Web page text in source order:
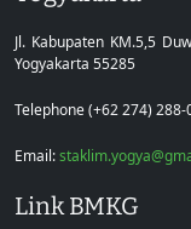
Jl. Kabupaten KM.5,5
Yogyakarta 55285
Telephone (+62 274)
Email:
Link BMKG